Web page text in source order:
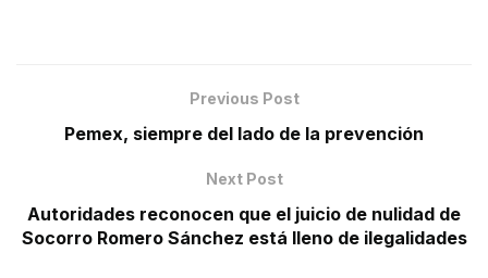
Previous Post
Pemex, siempre del lado de la prevención
Next Post
Autoridades reconocen que el juicio de nulidad de
Socorro Romero Sánchez está lleno de ilegalidades